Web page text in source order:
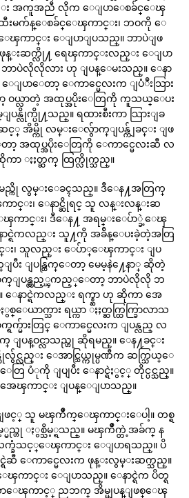
ည္း အကူအညီ လိုက ေျပာေစခ်င္ေၾ
းမက်န္ေစခ်င္ေၾကာင္း၊ ဘဝကို ေ
ေၾကာင္း ေျပာျပသည္။ ဘာပဲျဖ
န႔ဲ ဖုန္းဆက္လို႔ ရေၾကာင္းလည္း ေျပာ
ဘာပဲလိုလိုလား ဟု ျပန္ေမးသည္။ ေနာ
ေျပာေတာ့ ေကာင္မေလးက ျပံဳးသြား
ဝယ္လာတဲ့ အထုပ္အပိုးေတြကို ကူသယ္ေပး
န္လိုက္ပို႔သည္။ ရထားစီးကာ သြားျခ
င့္ အိမ္ကို လမ္းေလွ်ာက္ျပန္က်ျခင္း ျဖ
ာ့ အထုပ္အပိုးေတြကို ေကာင္မေလးဆီ လ
ကာ ႏႈတ္ဆက္ ထြက္လိုက္သည္။
ာမည္ကို လွမ္းေခၚသည္။ ဒီေန႔အတြက္
င္း၊ ေနာင္ဆိုရင္ သူ လန္းလန္းဆ
ကာင္း၊ ဒီေန႔ အရမ္းေပ်ာ္ခဲ့ေၾ
င္ရဲကလည္း သူ႔ကို အခ်ိန္ေပးခဲ့တဲ့အတြ
း၊ သူလည္း ေပ်ာ္ေၾကာင္း ျပ
ပီး ျပန္ထြက္ေတာ့ မေမ့နဲ႔ေနာ္ ဆိုတဲ့
က္ျပန္လွည့္ၾကည့္ေတာ့ ဘာပဲလိုလို ဘ
ေနာင္ရဲကလည္း ရက္စ္ဆာ ဟု ဆိုကာ အေ
ယာက္သား ရယ္ကာ ႏႈတ္ဆက္ထြက္ခြာလာသ
က္မ်ားတြင္ ေကာင္မေလးက ျပန္လည္ လ
ပန္ဝင္လာသည္ဟု ဆိုရမည္။ ေန႔ခင္း
င္လည္း ေအာင္သြယ္ကုမ္ပဏီက ဆက္သြယ္ေ
ပံုကို ျပျပီး ေနာင္ရဲႏွင့္ တိုင္ပင္သည္။
အေၾကာင္း ျပန္ေျပာသည္။
င့္ သူ မၾကိဳက္ေၾကာင္းေပါ့။ တစ္ရ
ည္ဟု ႏွစ္သိမ့္ရသည္။ မၾကိဳက္တဲ့အခ်က္ န
သင့္ေၾကာင္း ေျပာရသည္။ ပိ
ရဲဆီ ေကာင္မေလးက ဖုန္းလွမ္းဆက္သည္။
ကာင္း ေျပာသည္။ ေနာင္ရဲက ပိတ္ရ
သာေၾကာင့္ ညဘက္ အိမ္မျပန္ျဖစ္ေၾ